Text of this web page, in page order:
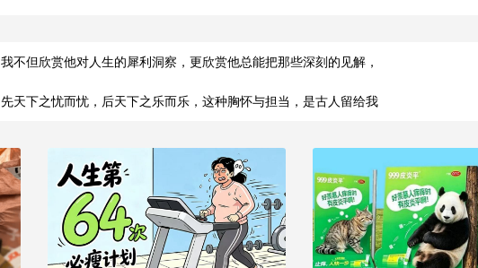
我不但欣赏他对人生的犀利洞察，更欣赏他总能把那些深刻的见解，
先天下之忧而忧，后天下之乐而乐，这种胸怀与担当，是古人留给我